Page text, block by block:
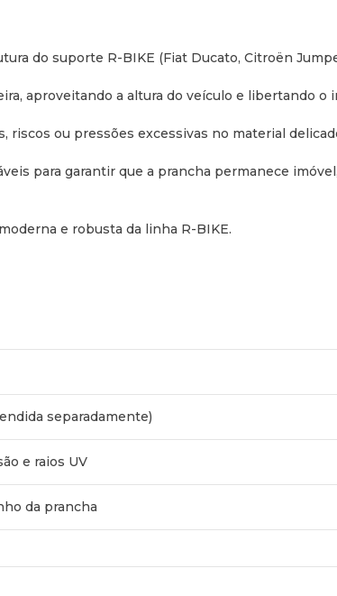
do suporte R-BIKE (Fiat Ducato, Citroën
aproveitando a altura do veículo e libertando o
ou pressões excessivas no material
para garantir que a prancha permanece
e robusta da linha R-BIKE.
separadamente)
e raios UV
da prancha